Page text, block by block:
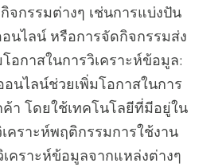
กรรมต่างๆ เช่นการแบ่งปัน
นไลน์ หรือการจัดกิจกรรมส่ง
อกาสในการวิเคราะห์ข้อมูล:
นไลน์ช่วยเพิ่มโอกาสในการ
า โดยใช้เทคโนโลยีที่มีอยู่ใน
คราะห์พฤติกรรมการใช้งาน
เคราะห์ข้อมูลจากแหล่งต่างๆ